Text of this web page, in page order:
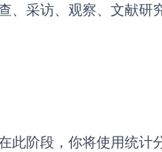
、采访、观察、文献研
此阶段，你将使用统计